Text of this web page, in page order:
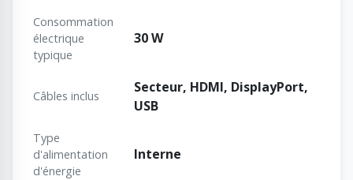
Consommation
électrique
typique
30 W
Câbles inclus
Secteur, HDMI, DisplayPort,
USB
Type
d'alimentation
d'énergie
Interne